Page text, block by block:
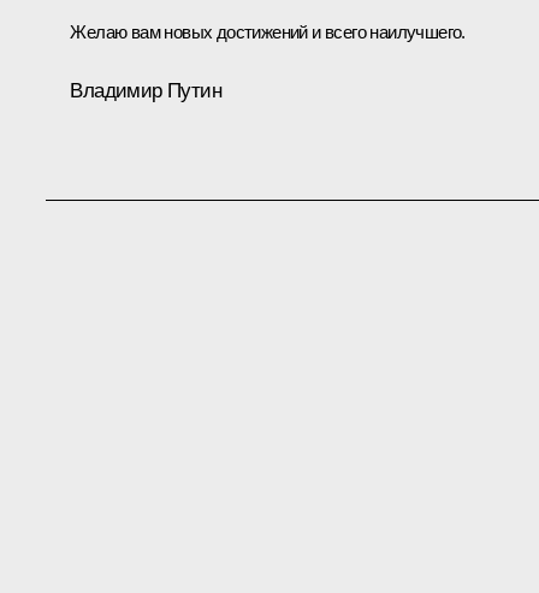
Желаю вам новых достижений и всего наилучшего.
Владимир Путин